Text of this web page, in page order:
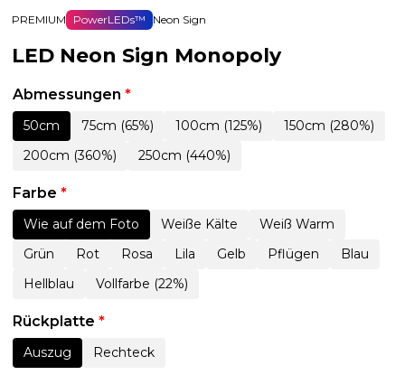
PREMIUM PowerLEDs™ Neon Sign
LED Neon Sign Monopoly
Abmessungen *
50cm 75cm (65%) 100cm (125%)
150cm (280%)
200cm (360%)
250cm (440%)
Farbe *
Wie auf dem Foto Weiße Kälte
Weiß Warm
Grün
Rot Rosa Lila Gelb Pflügen
Blau
Hellblau
Vollfarbe (22%)
Rückplatte *
Auszug Rechteck